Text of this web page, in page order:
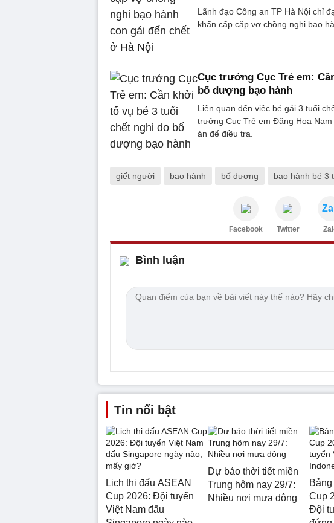
Lãnh đạo Công an TP Hà Nội chỉ
khẩn cấp cặp vợ chồng nghi bạo
Cục trưởng Cục Trẻ em:
bố dượng bạo hành
Liên quan đến việc bé gái 3 tuổi
trưởng Cục Trẻ em Đặng Hoa
án để điều tra.
giết người bạo hành bố dượng bạo hành bé 3
Facebook Twitter
Bình luận
Tin nổi bật
Lịch thi đấu ASEAN
Cup 2026: Đội tuyển
Việt Nam đấu
Dự báo thời tiết miền
Trung hôm nay 29/7:
Nhiều nơi mưa dông
Cup
Đội